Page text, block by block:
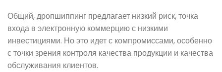
Общий, дропшиппинг предлагает низкий риск, точка
входа в электронную коммерцию с низкими
инвестициями. Но это идет с компромиссами, особенно
с точки зрения контроля качества продукции и качества
обслуживания клиентов.